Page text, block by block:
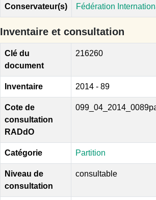
Conservateur(s) Fédération
Inventaire et consultation
Clé du
document
216260
Inventaire 2014 - 89
Cote de
consultation
RADdO
Catégorie Partition
Niveau de
consultation
consultable